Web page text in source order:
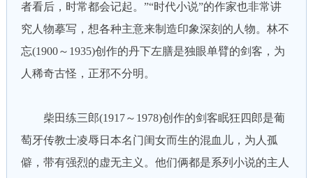
者看后，时常都会记起。”“时代小说”的作家也非常讲
究人物摹写，想各种主意来制造印象深刻的人物。林不
忘(1900～1935)创作的丹下左膳是独眼单臂的剑客，为
人稀奇古怪，正邪不分明。
柴田练三郎(1917～1978)创作的剑客眠狂四郎是葡
萄牙传教士凌辱日本名门闺女而生的混血儿，为人孤
僻，带有强烈的虚无主义。他们俩都是系列小说的主人